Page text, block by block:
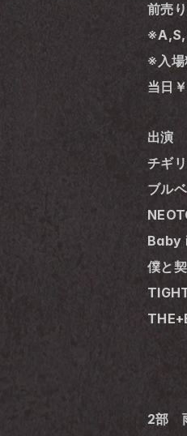
前売
※入場
当日
出演
チギリ
ブル
Baby
僕と
2部　